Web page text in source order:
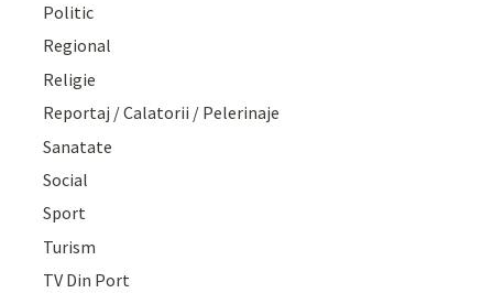
Politic
Regional
Religie
Reportaj / Calatorii / Pelerinaje
Sanatate
Social
Sport
Turism
TV Din Port